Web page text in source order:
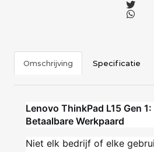
Omschrijving Specificatie
Lenovo ThinkPad L15 Gen
Betaalbare Werkpaard
Niet elk bedrijf of elke